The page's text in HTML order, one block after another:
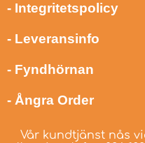
- Integritetspolicy
- Leveransinfo
- Fyndhörnan
- Ångra Order
Vår kundtjänst nås